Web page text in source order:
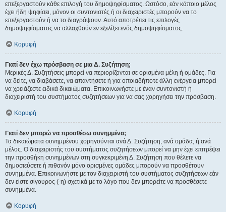
επεξεργαστούν κάθε επιλογή του δημοψηφίσματος. Ωστόσο, εάν κάποιο μέλος
έχει ήδη ψηφίσει, μόνον οι συντονιστές ή οι διαχειριστές μπορούν να το
επεξεργαστούν ή να το διαγράψουν. Αυτό αποτρέπει τις επιλογές
δημοψηφίσματος να αλλαχθούν εν εξελίξει ενός δημοψηφίσματος.
Κορυφή
Γιατί δεν έχω πρόσβαση σε μια Δ. Συζήτηση;
Μερικές Δ. Συζητήσεις μπορεί να περιορίζονται σε ορισμένα μέλη ή ομάδες. Για
να δείτε, να διαβάσετε, να απαντήσετε ή για οποιαδήποτε άλλη ενέργεια μπορεί
να χρειάζεστε ειδικά δικαιώματα. Επικοινωνήστε με έναν συντονιστή ή
διαχειριστή του συστήματος συζητήσεων για να σας χορηγήσει την πρόσβαση.
Κορυφή
Γιατί δεν μπορώ να προσθέσω συνημμένα;
Τα δικαιώματα συνημμένου χορηγούνται ανά Δ. Συζήτηση, ανά ομάδα, ή ανά
μέλος. Ο διαχειριστής του συστήματος συζητήσεων μπορεί να μην έχει επιτρέψει
την προσθήκη συνημμένων στη συγκεκριμένη Δ. Συζήτηση που θέλετε να
δημοσιεύσετε ή πιθανόν μόνο ορισμένες ομάδες μπορούν να προσθέτουν
συνημμένα. Επικοινωνήστε με τον διαχειριστή του συστήματος συζητήσεων εάν
δεν είστε σίγουρος (-η) σχετικά με το λόγο που δεν μπορείτε να προσθέσετε
συνημμένα.
Κορυφή